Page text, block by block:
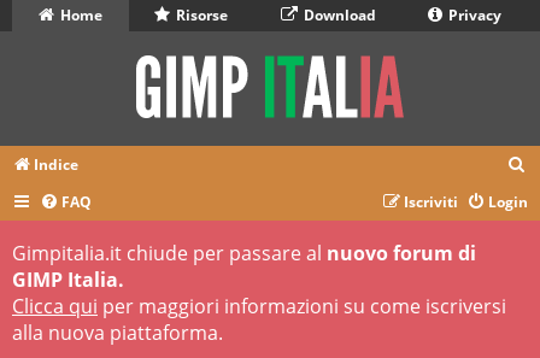
Home Risorse Download Privacy
Indice
r
FAQ Login
Iscriviti
Gimpitalia.it chiude per passare al nuovo forum di
GIMP Italia.
Clicca qui per maggiori informazioni su come iscriversi
alla nuova piattaforma.